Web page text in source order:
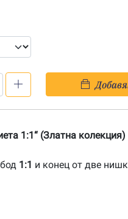
1:1“ (Златна колекция)
1:1 и конец от две